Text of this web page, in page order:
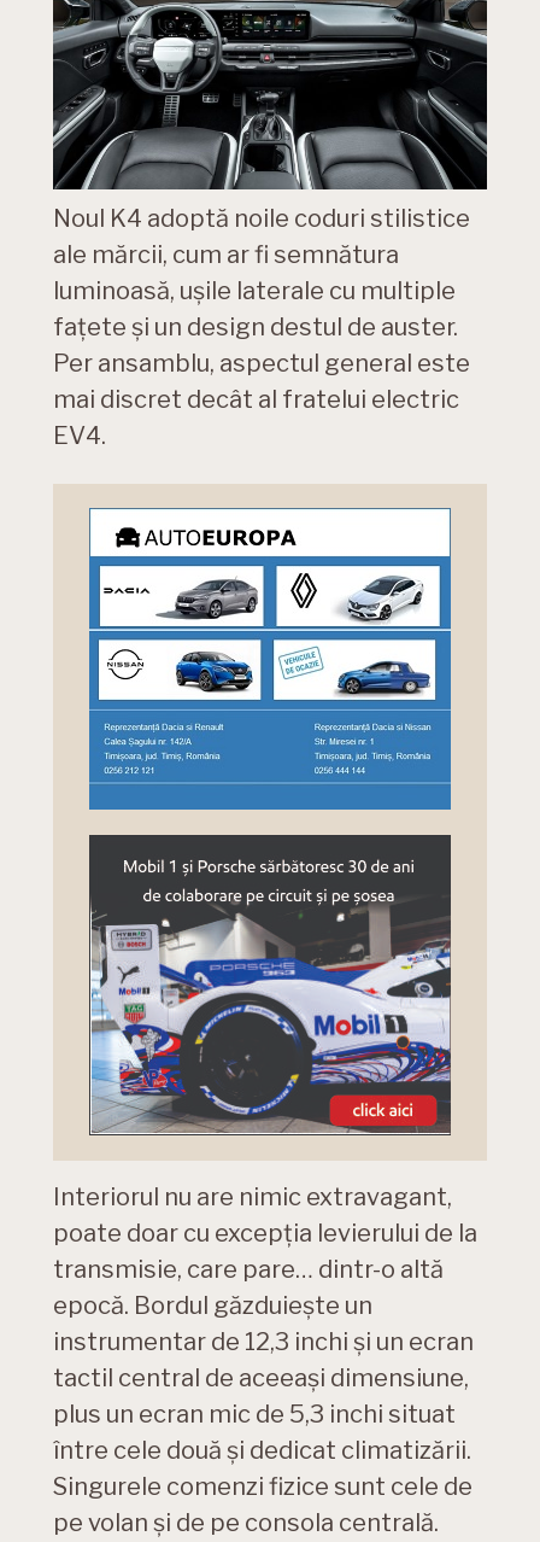
Noul K4 adoptă noile coduri stilistice
ale mărcii, cum ar fi semnătura
luminoasă, ușile laterale cu multiple
fațete și un design destul de auster.
Per ansamblu, aspectul general este
mai discret decât al fratelui electric
EV4.
Interiorul nu are nimic extravagant,
poate doar cu excepția levierului de la
transmisie, care pare… dintr-o altă
epocă. Bordul găzduiește un
instrumentar de 12,3 inchi și un ecran
tactil central de aceeași dimensiune,
plus un ecran mic de 5,3 inchi situat
între cele două și dedicat climatizării.
Singurele comenzi fizice sunt cele de
pe volan și de pe consola centrală.